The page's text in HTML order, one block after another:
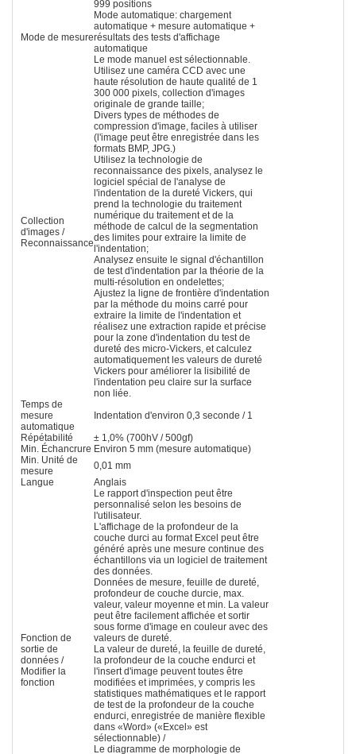
999 positions
Mode de mesure
Mode automatique: chargement
automatique + mesure automatique +
résultats des tests d'affichage
automatique
Le mode manuel est sélectionnable.
Collection
d'images /
Reconnaissance
Utilisez une caméra CCD avec une
haute résolution de haute qualité de 1
300 000 pixels, collection d'images
originale de grande taille;
Divers types de méthodes de
compression d'image, faciles à utiliser
(l'image peut être enregistrée dans les
formats BMP, JPG.)
Utilisez la technologie de
reconnaissance des pixels, analysez le
logiciel spécial de l'analyse de
l'indentation de la dureté Vickers, qui
prend la technologie du traitement
numérique du traitement et de la
méthode de calcul de la segmentation
des limites pour extraire la limite de
l'indentation;
Analysez ensuite le signal d'échantillon
de test d'indentation par la théorie de la
multi-résolution en ondelettes;
Ajustez la ligne de frontière d'indentation
par la méthode du moins carré pour
extraire la limite de l'indentation et
réalisez une extraction rapide et précise
pour la zone d'indentation du test de
dureté des micro-Vickers, et calculez
automatiquement les valeurs de dureté
Vickers pour améliorer la lisibilité de
l'indentation peu claire sur la surface
non liée.
Temps de
mesure
automatique
Indentation d'environ 0,3 seconde / 1
Répétabilité
± 1,0% (700hV / 500gf)
Min. Échancrure Environ 5 mm (mesure automatique)
Min. Unité de
mesure
0,01 mm
Langue
Anglais
Fonction de
sortie de
données /
Modifier la
fonction
Le rapport d'inspection peut être
personnalisé selon les besoins de
l'utilisateur.
L'affichage de la profondeur de la
couche durci au format Excel peut être
généré après une mesure continue des
échantillons via un logiciel de traitement
des données.
Données de mesure, feuille de dureté,
profondeur de couche durcie, max.
valeur, valeur moyenne et min. La valeur
peut être facilement affichée et sortir
sous forme d'image en couleur avec des
valeurs de dureté.
La valeur de dureté, la feuille de dureté,
la profondeur de la couche endurci et
l'insert d'image peuvent toutes être
modifiées et imprimées, y compris les
statistiques mathématiques et le rapport
de test de la profondeur de la couche
endurci, enregistrée de manière flexible
dans «Word» («Excel» est
sélectionnable) /
Le diagramme de morphologie de